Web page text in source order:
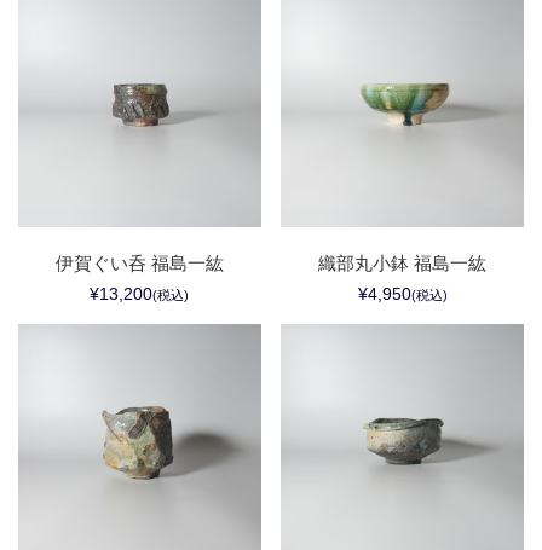
伊賀ぐい呑 福島一紘
¥13,200(税込)
織部丸小鉢 福島一紘
¥4,950(税込)